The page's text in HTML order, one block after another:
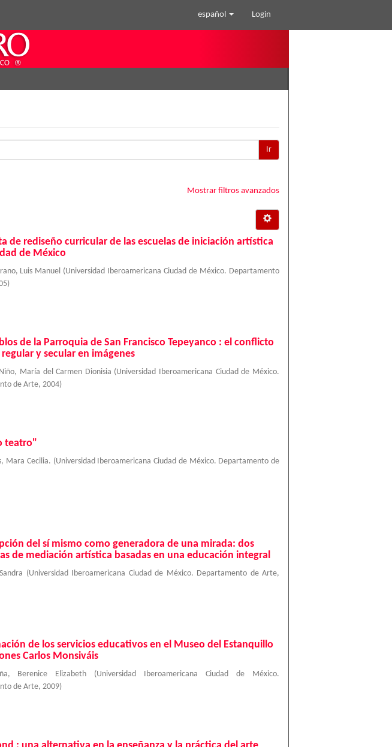
español Login
Ir
Mostrar filtros avanzados
de rediseño curricular de las escuelas de iniciación artística
de México
Luis Manuel (Universidad Iberoamericana Ciudad de México. Departamento
)
de la Parroquia de San Francisco Tepeyanco : el conflicto
y secular en imágenes
María del Carmen Dionisia (Universidad Iberoamericana Ciudad de México.
de Arte, 2004)
teatro"
Mara Cecilia. (Universidad Iberoamericana Ciudad de México. Departamento de
del sí mismo como generadora de una mirada: dos
de mediación artística basadas en una educación integral
(Universidad Iberoamericana Ciudad de México. Departamento de Arte,
de los servicios educativos en el Museo del Estanquillo
Carlos Monsiváis
Berenice Elizabeth (Universidad Iberoamericana Ciudad de México.
de Arte, 2009)